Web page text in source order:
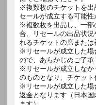
※複数枚のチケットを出
セールが成立する可能性
※複数枚を出品し、一部
合、リセールの出品状
れるチケットの席または
※リセールが成立した場
ので、あらかじめご了承
※リセールが成立しなか
のものとなり、チケット
※リセールが成立した場
返金となります（日本